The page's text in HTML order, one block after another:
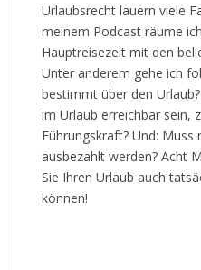
Urlaubsrecht lauern viele
meinem Podcast räume
Hauptreisezeit mit den
Unter anderem gehe ich
bestimmt über den
im Urlaub erreichbar sein,
Führungskraft? Und:
ausbezahlt werden? Acht
Sie Ihren Urlaub auch
können!